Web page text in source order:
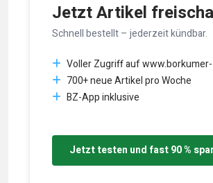
Jetzt Artikel
Schnell bestellt – jederzeit kündbar.
Voller Zugriff auf
700+ neue Artikel pro Woche
BZ-App inklusive
Jetzt testen und fast 90 %